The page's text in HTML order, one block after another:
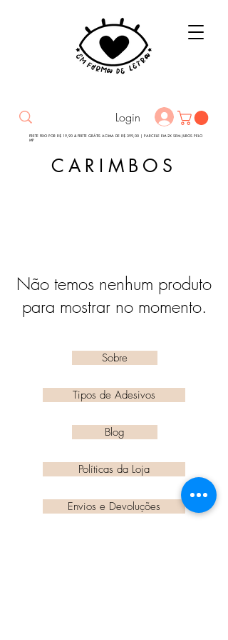
Login
FRETE FIXO POR R$ 19,90 & FRETE GRÁTIS ACIMA DE R$ 399,00 | PARCELE EM 2X SEM JUROS PELO
MP
CARIMBOS
Não temos nenhum produto
para mostrar no momento.
Sobre
Tipos de Adesivos
Blog
Políticas da Loja
Envios e Devoluções